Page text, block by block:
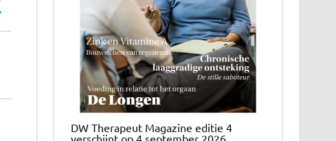
DW Therapeut Magazine editie 4